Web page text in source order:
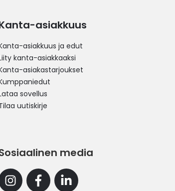
asiakkuus
asiakkuus ja edut
kanta-asiakkaaksi
asiakastarjoukset
sovellus
uutiskirje
media
InstagramFacebookLinkedin